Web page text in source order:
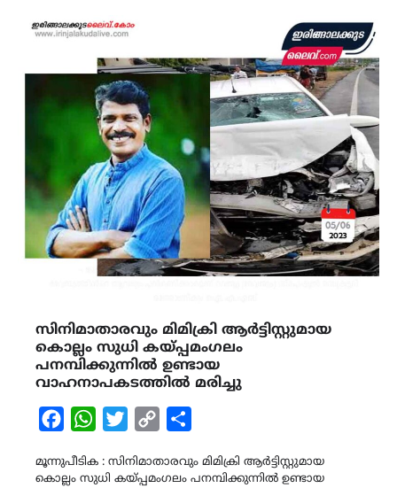
സിനിമാതാരവും മിമിക്രി ആര്‍ട്ടിസ്റ്റുമായ
കൊല്ലം സുധി കയ്പ്പമംഗലം
പനമ്പിക്കുന്നില്‍ ഉണ്ടായ
വാഹനാപകടത്തില്‍ മരിച്ചു
FacebookWhatsAppTwitterCopy
മൂന്നുപീടിക : സിനിമാതാരവും മിമിക്രി ആര്‍ട്ടിസ്റ്റുമായ
കൊല്ലം സുധി കയ്പ്പമംഗലം പനമ്പിക്കുന്നില്‍ ഉണ്ടായ